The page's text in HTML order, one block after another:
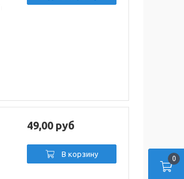
0
49,00 руб
В корзину